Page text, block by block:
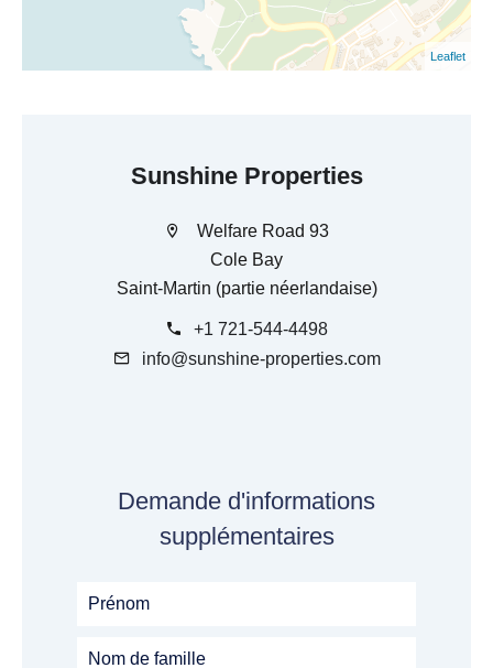
Leaflet
Sunshine Properties
Welfare Road 93
Cole Bay
Saint-Martin (partie néerlandaise)
+1 721-544-4498
info@sunshine-properties.com
Demande d'informations
supplémentaires